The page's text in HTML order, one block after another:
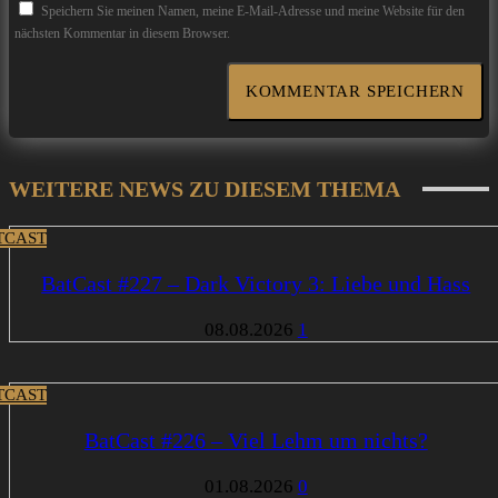
Speichern Sie meinen Namen, meine E-Mail-Adresse und meine Website für den
nächsten Kommentar in diesem Browser.
WEITERE NEWS ZU DIESEM THEMA
BatCast #227 – Dark Victory 3: Liebe und Hass
08.08.2026 1
BatCast #226 – Viel Lehm um nichts?
01.08.2026 0